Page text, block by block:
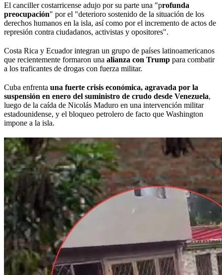
El canciller costarricense adujo por su parte una "profunda
preocupación" por el "deterioro sostenido de la situación de los
derechos humanos en la isla, así como por el incremento de actos de
represión contra ciudadanos, activistas y opositores".
Costa Rica y Ecuador integran un grupo de países latinoamericanos
que recientemente formaron una alianza con Trump para combatir
a los traficantes de drogas con fuerza militar.
Cuba enfrenta una fuerte crisis económica, agravada por la
suspensión en enero del suministro de crudo desde Venezuela,
luego de la caída de Nicolás Maduro en una intervención militar
estadounidense, y el bloqueo petrolero de facto que Washington
impone a la isla.